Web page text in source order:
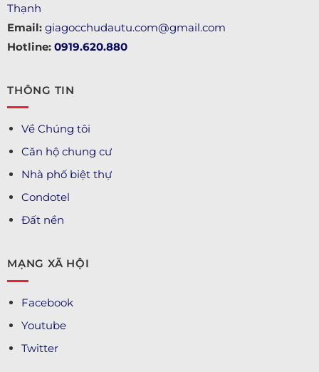
Thạnh
Email: giagocchudautu.com@gmail.com
Hotline: 0919.620.880
THÔNG TIN
Về Chúng tôi
Căn hộ chung cư
Nhà phố biệt thự
Condotel
Đất nền
MẠNG XÃ HỘI
Facebook
Youtube
Twitter